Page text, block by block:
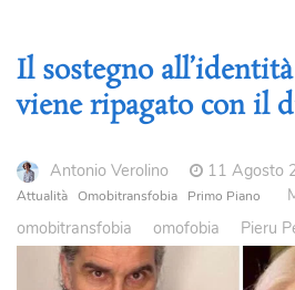
Il sostegno
viene ripagato con il
Antonio Verolino 11 Agosto
Attualità Omobitransfobia Primo Piano
omobitransfobia
omofobia Pieru